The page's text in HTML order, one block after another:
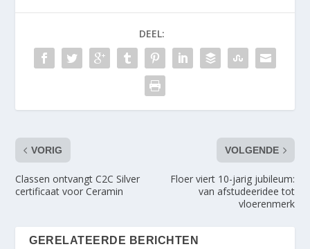
DEEL:
VORIG
Classen ontvangt C2C Silver
certificaat voor Ceramin
VOLGENDE
Floer viert 10-jarig jubileum:
van afstudeeridee tot
vloerenmerk
GERELATEERDE BERICHTEN